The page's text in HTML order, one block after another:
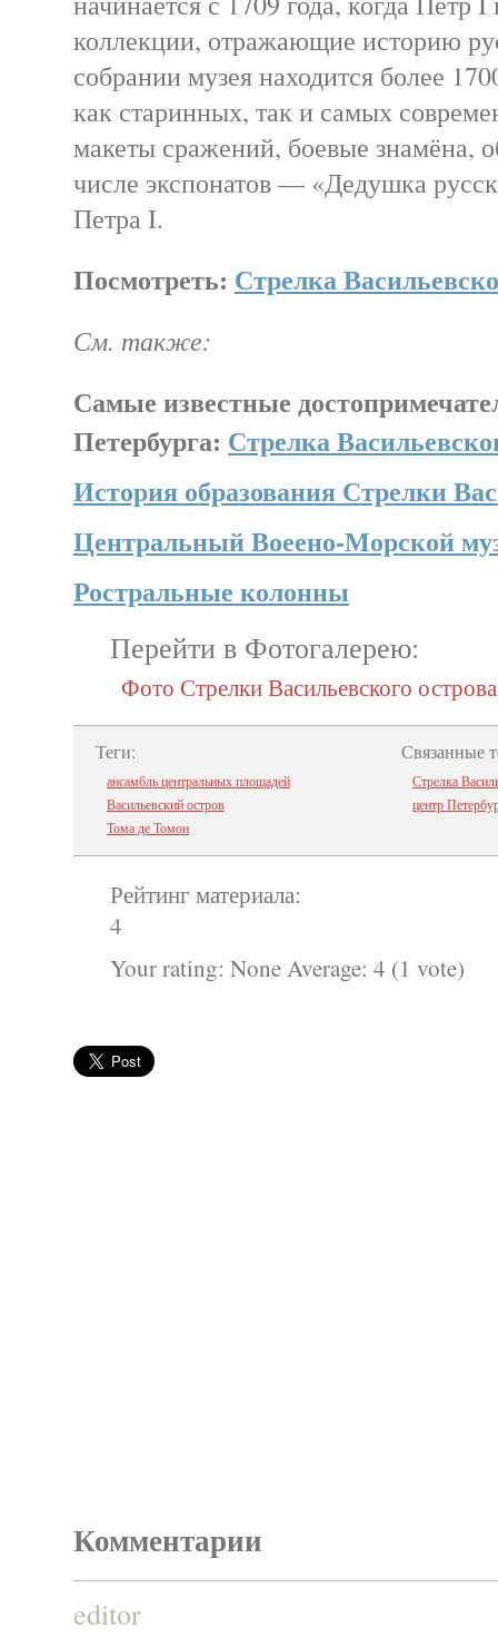
коллекции, отражающие историю
собрании музея находится более
как старинных, так и самых
макеты сражений, боевые знамёна,
числе экспонатов — «Дедушка
Петра I.
Посмотреть: Стрелка
См. также:
Самые известные
Петербурга: Стрелка
История образования Стрелки
Центральный Воеено-Морской
Ростральные колонны
Перейти в Фотогалерею:
Фото Стрелки Васильевского острова
Теги:
ансамбль центральных площадей
Васильевский остров
Тома де Томон
Связанные
Стрелка
центр
Рейтинг материала:
4
Your rating: None Average: 4 (1 vote)
Комментарии
editor